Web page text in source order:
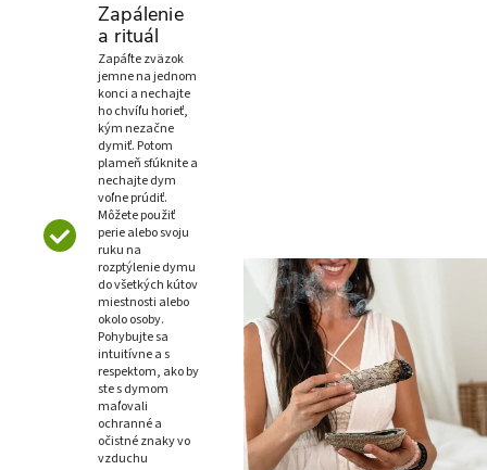
Zapálenie
a rituál
Zapáľte zväzok
jemne na jednom
konci a nechajte
ho chvíľu horieť,
kým nezačne
dymiť. Potom
plameň sfúknite a
nechajte dym
voľne prúdiť.
Môžete použiť
perie alebo svoju
ruku na
rozptýlenie dymu
do všetkých kútov
miestnosti alebo
okolo osoby.
Pohybujte sa
intuitívne a s
respektom, ako by
ste s dymom
maľovali
ochranné a
očistné znaky vo
vzduchu